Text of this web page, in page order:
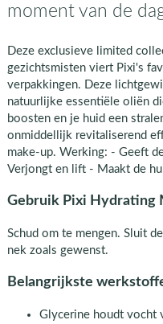
moment van de
Deze exclusieve limited
gezichtsmisten viert Pixi's
verpakkingen. Deze
natuurlijke essentiële oliën
boosten en je huid een
onmiddellijk revitaliserend
make-up. Werking: - Geeft
Verjongt en lift - Maakt de
Gebruik Pixi Hydrating
Schud om te mengen. Sluit
nek zoals gewenst.
Belangrijkste
Glycerine houdt vocht